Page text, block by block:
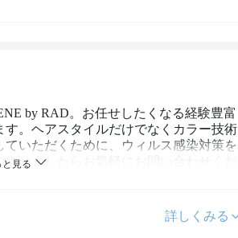
by RAD。お任せしたくなる経験豊富
。ヘアスタイルだけでなくカラー技術
いただくために、ウィルス感染対策を
いましたらお気軽にお問い合わせくだ
詳しくみる